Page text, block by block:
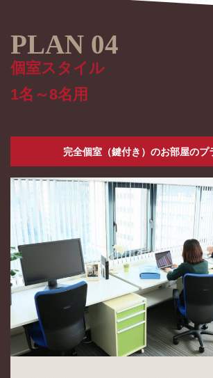
個室スタイル
1名～8名用
完全個室（鍵付き）のお部屋のプ